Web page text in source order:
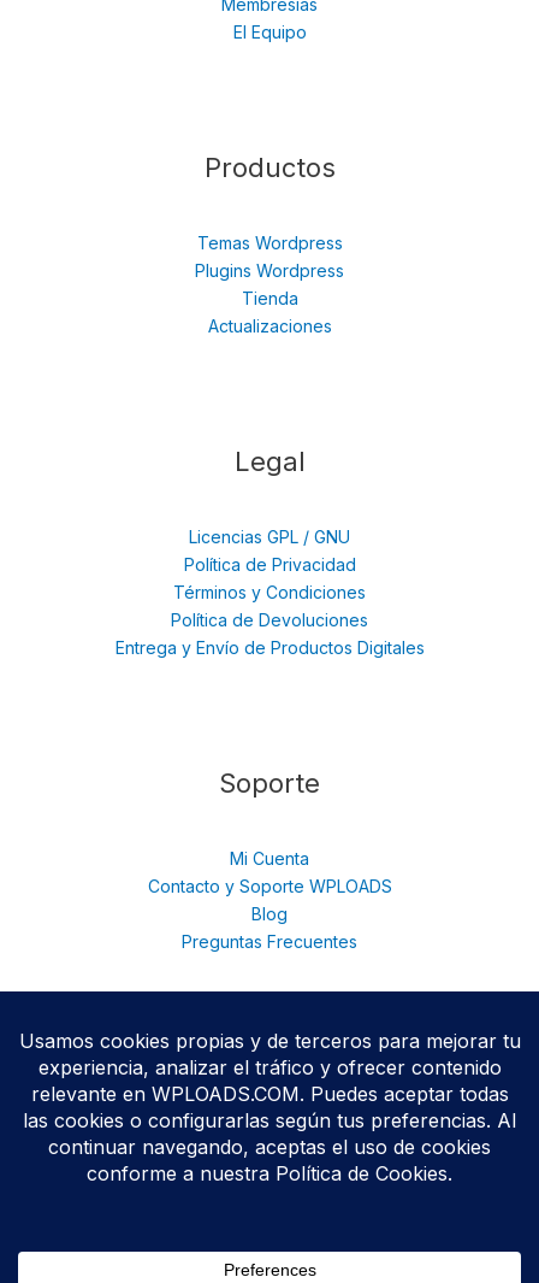
El Equipo
Productos
Temas Wordpress
Plugins Wordpress
Tienda
Actualizaciones
Legal
Licencias GPL / GNU
Política de Privacidad
Términos y Condiciones
Política de Devoluciones
Entrega y Envío de Productos Digitales
Soporte
Mi Cuenta
Contacto y Soporte WPLOADS
Blog
Preguntas Frecuentes
© 2026 WPloads | Descarga Plugins y Temas Premium para
WPLOADS no está afiliado ni respaldado por terceros